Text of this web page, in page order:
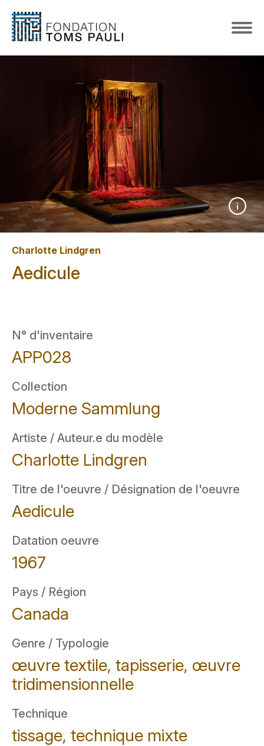
Charlotte Lindgren
Aedicule
N° d'inventaire
APP028
Collection
Moderne Sammlung
Artiste / Auteur.e du modèle
Charlotte Lindgren
Titre de l'oeuvre / Désignation de l'oeuvre
Aedicule
Datation oeuvre
1967
Pays / Région
Canada
Genre / Typologie
œuvre textile, tapisserie, œuvre
tridimensionnelle
Technique
tissage, technique mixte